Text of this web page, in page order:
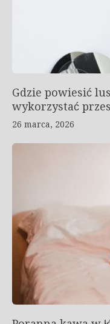
Gdzie powiesić
wykorzystać
26 marca, 2026